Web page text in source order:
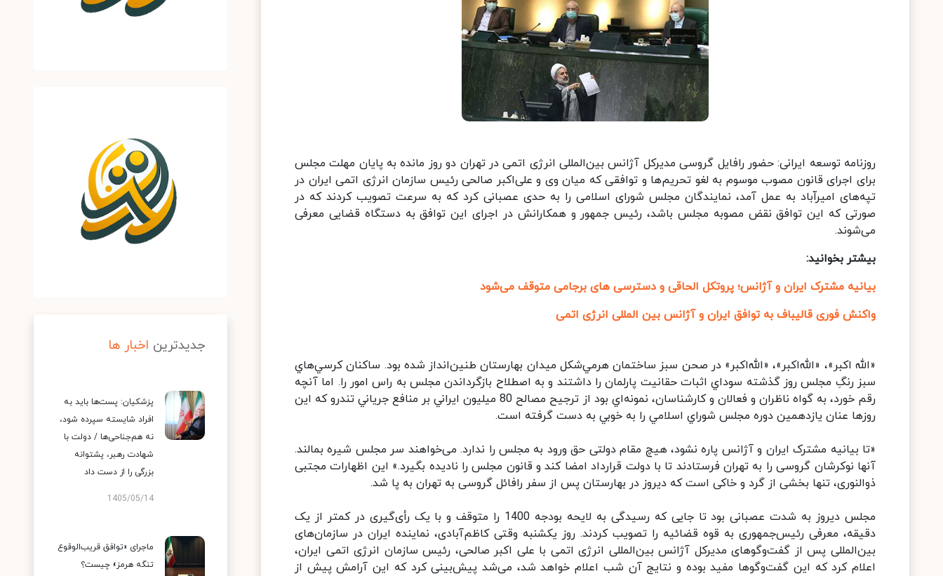
روزنامه توسعه ایرانی: حضور رافایل گروسی مدیرکل آژانس بین‌المللی انرژی اتمی در تهران دو روز مانده به پایان مهلت مجلس
برای اجرای قانون مصوب موسوم به لغو تحریم‌ها و توافقی که میان وی و علی‌اکبر صالحی رئیس سازمان انرژی اتمی ایران در
تپه‌های امیراّباد به عمل آمد، نمایندگان مجلس شورای اسلامی را به حدی عصبانی کرد که به سرعت تصویب کردند که در
صورتی که این توافق نقض مصوبه مجلس باشد، رئیس جمهور و همکارانش در اجرای این توافق به دستگاه قضایی معرفی
می‌شوند.
بیشتر بخوانید:
بیانیه مشترک ایران و آژانس؛ پروتکل الحاقی و دسترسی های برجامی متوقف می‌شود
واکنش فوری قالیباف به توافق ایران و آژانس بین المللی انرژی اتمی
«الله اكبر»، «الله‌اكبر»، «الله‌‌اكبر» در صحن سبز ساختمان هرمي‌شكل ميدان بهارستان طنين‌انداز شده بود. ساكنان كرسي‌هاي
سبز رنگِ مجلس روز گذشته سوداي اثبات حقانيت پارلمان را داشتند و به اصطلاح بازگرداندن مجلس به راس امور را. اما آنچه
رقم خورد، به گواه ناظران و فعالان و كارشناسان، نمونه‌اي بود از ترجيح مصالح 80 ميليون ايراني بر منافع جرياني تندرو كه اين
روزها عنان يازدهمين دوره مجلس شوراي اسلامي را به خوبي به دست گرفته است.
«تا بیانیه مشترک ایران و آژانس پاره نشود، هیچ مقام دولتی حق ورود به مجلس را ندارد. می‌خواهند سر مجلس شیره بمالند.
آنها نوکرشان گروسی را به تهران فرستادند تا با دولت قرارداد امضا کند و قانون مجلس را نادیده بگیرد.» این اظهارات مجتبی
ذوالنوری، تنها بخشی از گرد و خاکی است که دیروز در بهارستان پس از سفر رافائل گروسی به تهران به پا شد.
مجلس دیروز به شدت عصبانی بود تا جایی که رسیدگی به لایحه بودجه 1400 را متوقف و با یک رأی‌گیری در کمتر از یک
دقیقه، معرفی رئیس‌جمهوری به قوه قضائیه را تصویب کردند. روز یکشنبه وقتی کاظم‌آبادی، نماینده ایران در سازمان‌های
بین‌المللی پس از گفت‌وگوهای مدیرکل آژانس بین‌المللی انرژی اتمی با علی اکبر صالحی، رئیس سازمان انرژی اتمی ایران،
اعلام کرد که این گفت‌وگوها مفید بوده و نتایج آن شب اعلام خواهد شد، می‌شد پیش‌بینی کرد که این آرامش پیش از
جدیدترین اخبار ها
پزشکیان: پست‌ها باید به
افراد شایسته سپرده شود،
نه هم‌جناحی‌ها / دولت با
شهادت رهبر، پشتوانه
بزرگی را از دست داد
1405/05/14
ماجرای «توافق قریب‌الوقوع
تنگه هرمز» چیست؟